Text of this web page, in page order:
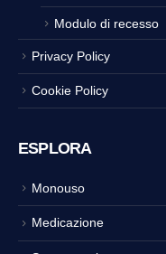
Modulo di recesso
Privacy Policy
Cookie Policy
ESPLORA
Monouso
Medicazione